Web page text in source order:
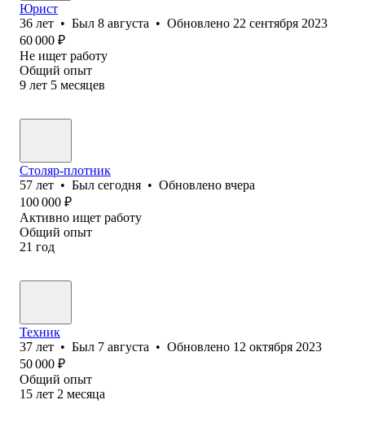
Юрист
36 лет • Был 8 августа • Обновлено 22 сентября 2023
60 000 ₽
Не ищет работу
Общий опыт
9 лет 5 месяцев
Столяр-плотник
57 лет • Был сегодня • Обновлено вчера
100 000 ₽
Активно ищет работу
Общий опыт
21 год
Техник
37 лет • Был 7 августа • Обновлено 12 октября 2023
50 000 ₽
Общий опыт
15 лет 2 месяца